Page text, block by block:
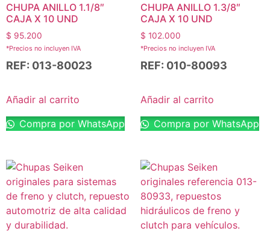
CHUPA ANILLO 1.1/8″
CAJA X 10 UND
$ 95.200
*Precios no incluyen IVA
REF: 013-80023
Añadir al carrito
Compra por WhatsApp
CHUPA ANILLO 1.3/8″
CAJA X 10 UND
$ 102.000
*Precios no incluyen IVA
REF: 010-80093
Añadir al carrito
Compra por WhatsApp